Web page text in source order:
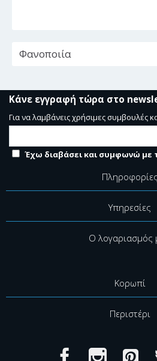
Φανοποιία
Κάνε εγγραφή τώρα στο
Για να λαμβάνεις χρήσιμες συμβουλές
Έχω διαβάσει και συμφωνώ με
Πληροφορίες
Υπηρεσίες
Ο λογαριασμός
Κορωπί
Περιστέρι